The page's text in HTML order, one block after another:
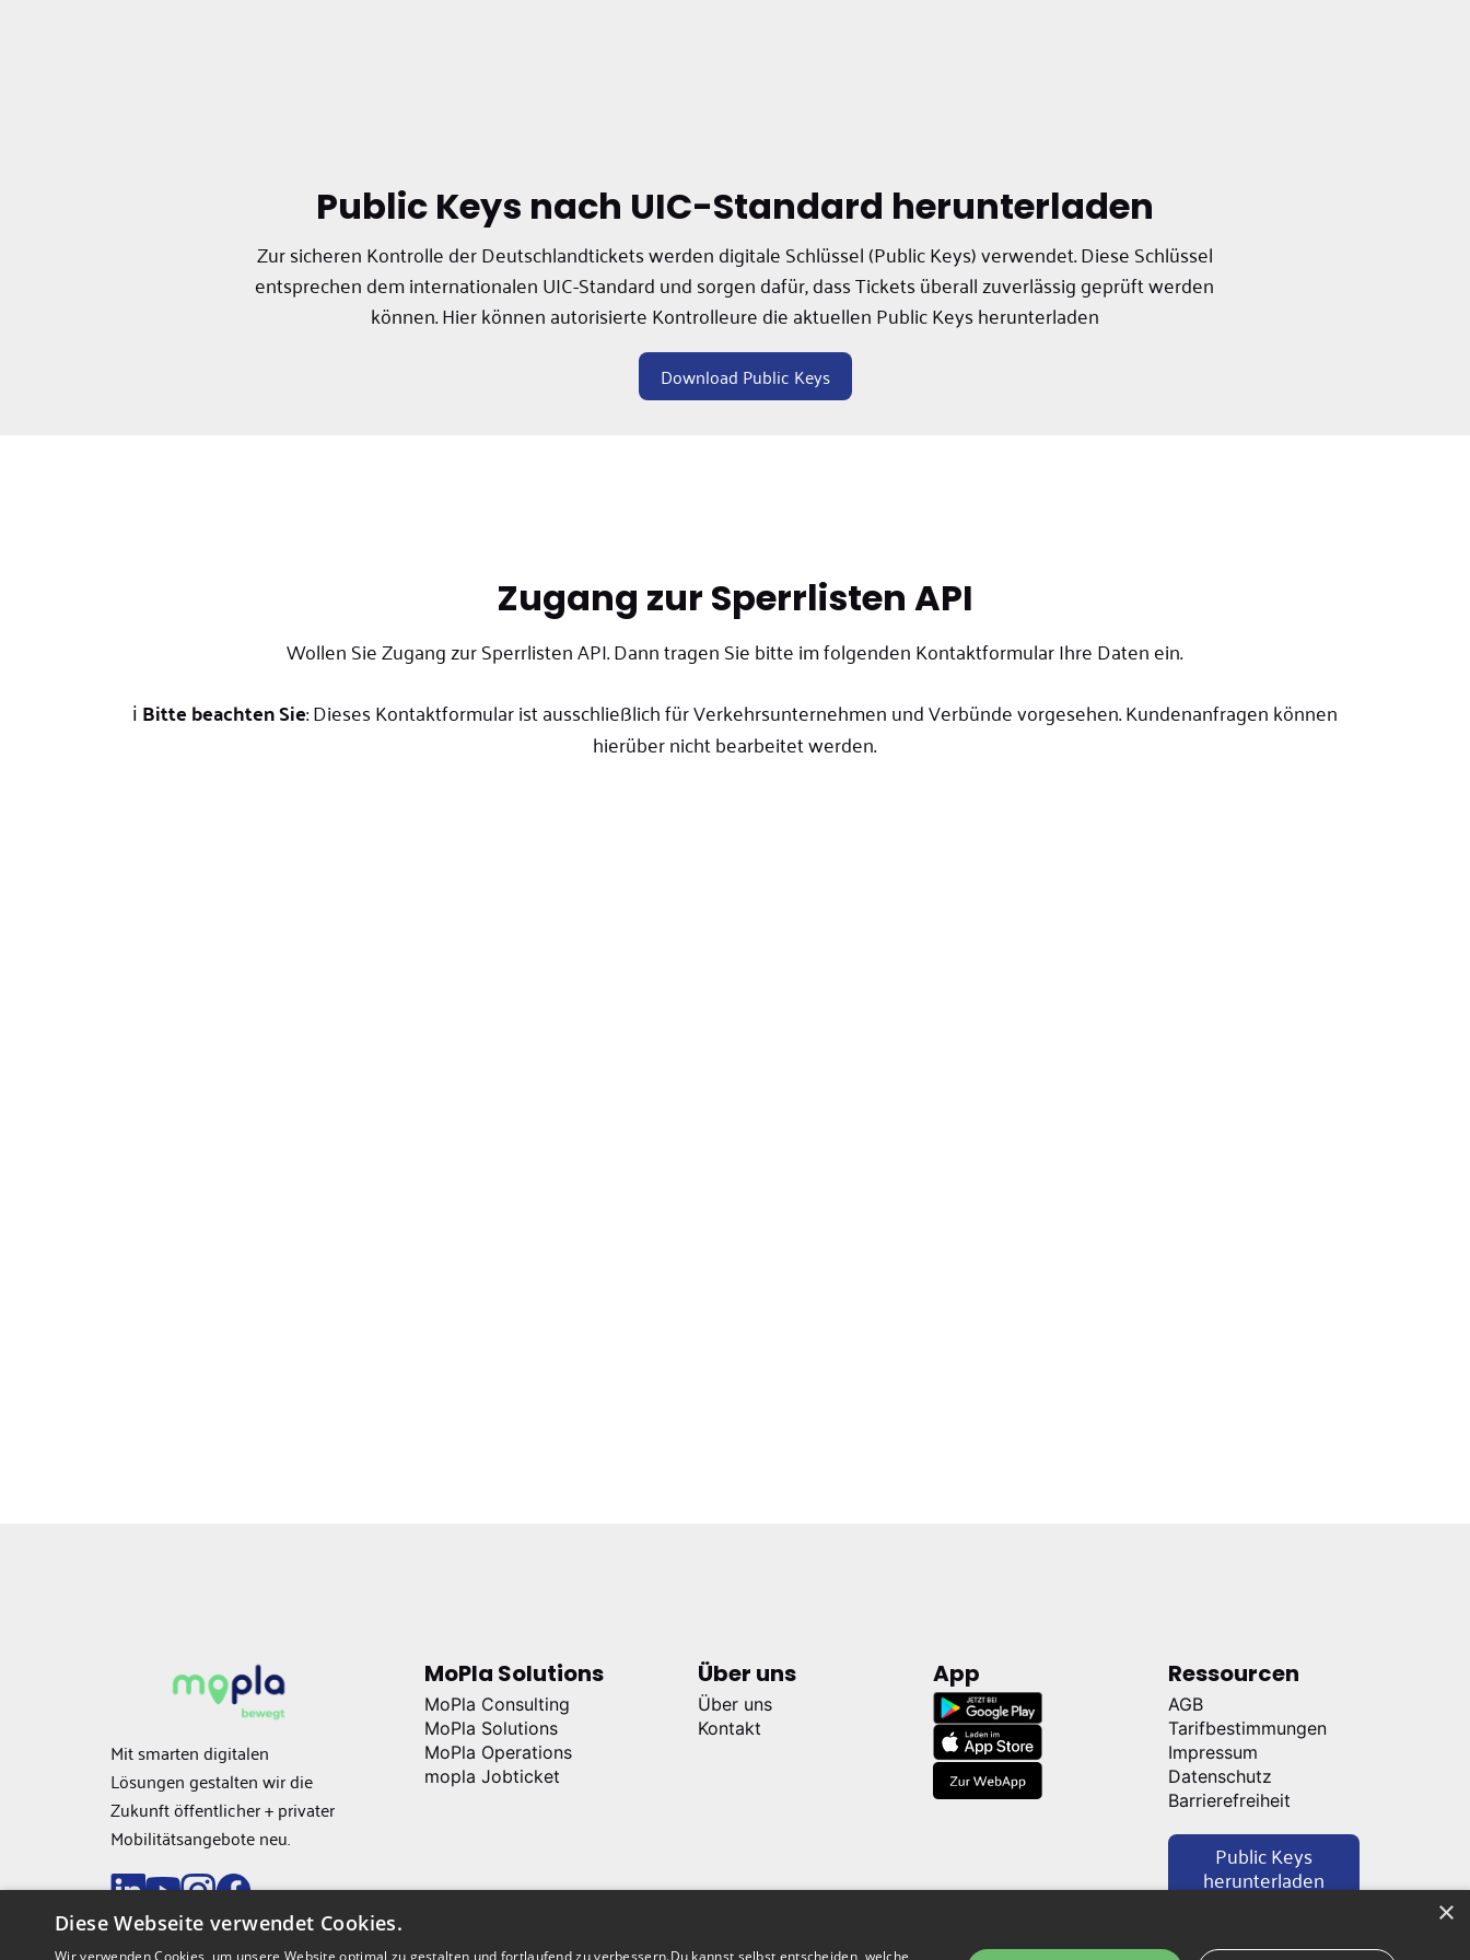
Public Keys nach UIC-Standard herunterladen
Zur sicheren Kontrolle der Deutschlandtickets werden digitale Schlüssel (Public Keys) verwendet. Diese Schlüssel
entsprechen dem internationalen UIC-Standard und sorgen dafür, dass Tickets überall zuverlässig geprüft werden
können. Hier können autorisierte Kontrolleure die aktuellen Public Keys herunterladen
Download Public Keys
Zugang zur Sperrlisten API
Wollen Sie Zugang zur Sperrlisten API. Dann tragen Sie bitte im folgenden Kontaktformular Ihre Daten ein.
ℹ️Bitte beachten Sie: Dieses Kontaktformular ist ausschließlich für Verkehrsunternehmen und Verbünde vorgesehen. Kundenanfragen können
hierüber nicht bearbeitet werden.
Mit smarten digitalen
Lösungen gestalten wir die
Zukunft öffentlicher + privater
Mobilitätsangebote neu.
MoPla Solutions
MoPla Consulting
MoPla Solutions
MoPla Operations
mopla Jobticket
Über uns
Über uns
Kontakt
App Ressourcen
AGB
Tarifbestimmungen
Impressum
Datenschutz
Barrierefreiheit
Public Keys
herunterladen
×
Diese Webseite verwendet Cookies.
Wir verwenden Cookies, um unsere Website optimal zu gestalten und fortlaufend zu verbessern.Du kannst selbst entscheiden, welche